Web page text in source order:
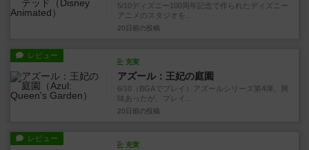
5/10ディズニー100周年記念で作られたディズニー
アニメのスタジオを...
20日前 の投稿
レビュー
充実
アズール：王妃の庭園
6/10（BGAでプレイ）アズールシリーズ第4弾。興
味あったが、プレイ...
20日前 の投稿
レビュー
充実